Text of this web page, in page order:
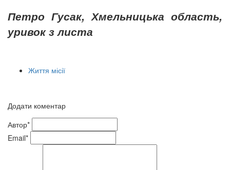
Петро Гусак, Хмельницька область,
уривок з листа
Життя місії
Додати коментар
Автор*
Email*